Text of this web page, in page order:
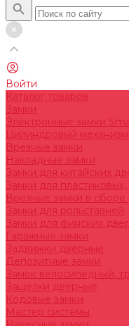
Войти
Каталог товаров
Замки
Электронные замки
Цилиндровый механизм
Врезные замки
Накладные замки
Замки для китайских
Замки для
Врезные замки в сборе
Замки для рольставней
Замки для финских
Гаражные замки
Задвижки дверные
Депозитные замки
Замок велосипедный,
Защелки дверные
Кодовые замки
Мастер системы